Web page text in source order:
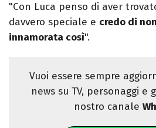
"Con Luca penso di aver
davvero speciale e credo di
innamorata così".
Vuoi essere sempre
news su TV, personaggi e
nostro canale